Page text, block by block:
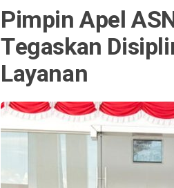
Pimpin Apel
Tegaskan
Layanan